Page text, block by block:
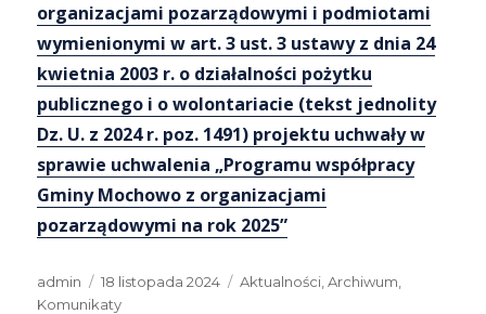
organizacjami pozarządowymi i podmiotami
wymienionymi w art. 3 ust. 3 ustawy z dnia 24
kwietnia 2003 r. o działalności pożytku
publicznego i o wolontariacie (tekst jednolity
Dz. U. z 2024 r. poz. 1491) projektu uchwały w
sprawie uchwalenia „Programu współpracy
Gminy Mochowo z organizacjami
pozarządowymi na rok 2025”
Autor
admin
Data
publikacji
18 listopada 2024 Kategorie
Aktualności ,Archiwum
Komunikaty